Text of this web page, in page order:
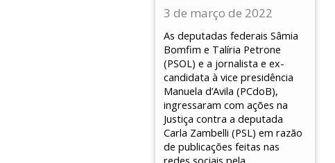
3 de março de 2022
As deputadas federais Sâmia
Bomfim e Talíria Petrone
(PSOL) e a jornalista e ex-
candidata à vice presidência
Manuela d’Avila (PCdoB),
ingressaram com ações na
Justiça contra a deputada
Carla Zambelli (PSL) em razão
de publicações feitas nas